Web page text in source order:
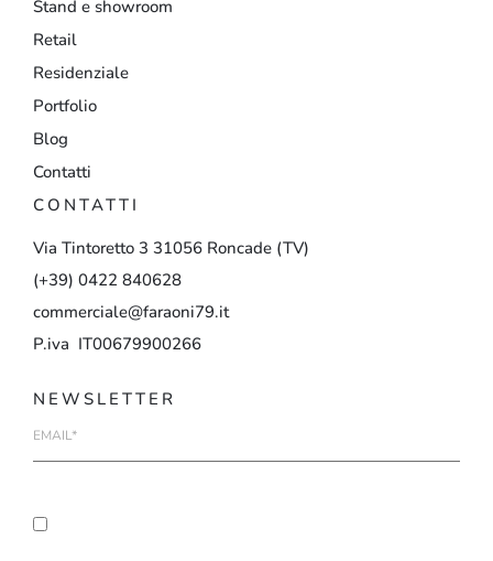
Stand e showroom
Retail
Residenziale
Portfolio
Blog
Contatti
CONTATTI
Via Tintoretto 3 31056 Roncade (TV)
(+39) 0422 840628
commerciale@faraoni79.it
P.iva IT00679900266
NEWSLETTER
mail